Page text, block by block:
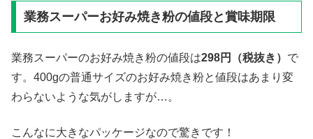
業務スーパーお好み焼き粉の値段と賞味期限
業務スーパーのお好み焼き粉の値段は298円（税抜き） で
す。400gの普通サイズのお好み焼き粉と値段はあまり変
わらないような気がしますが…。
こんなに大きなパッケージなので驚きです！